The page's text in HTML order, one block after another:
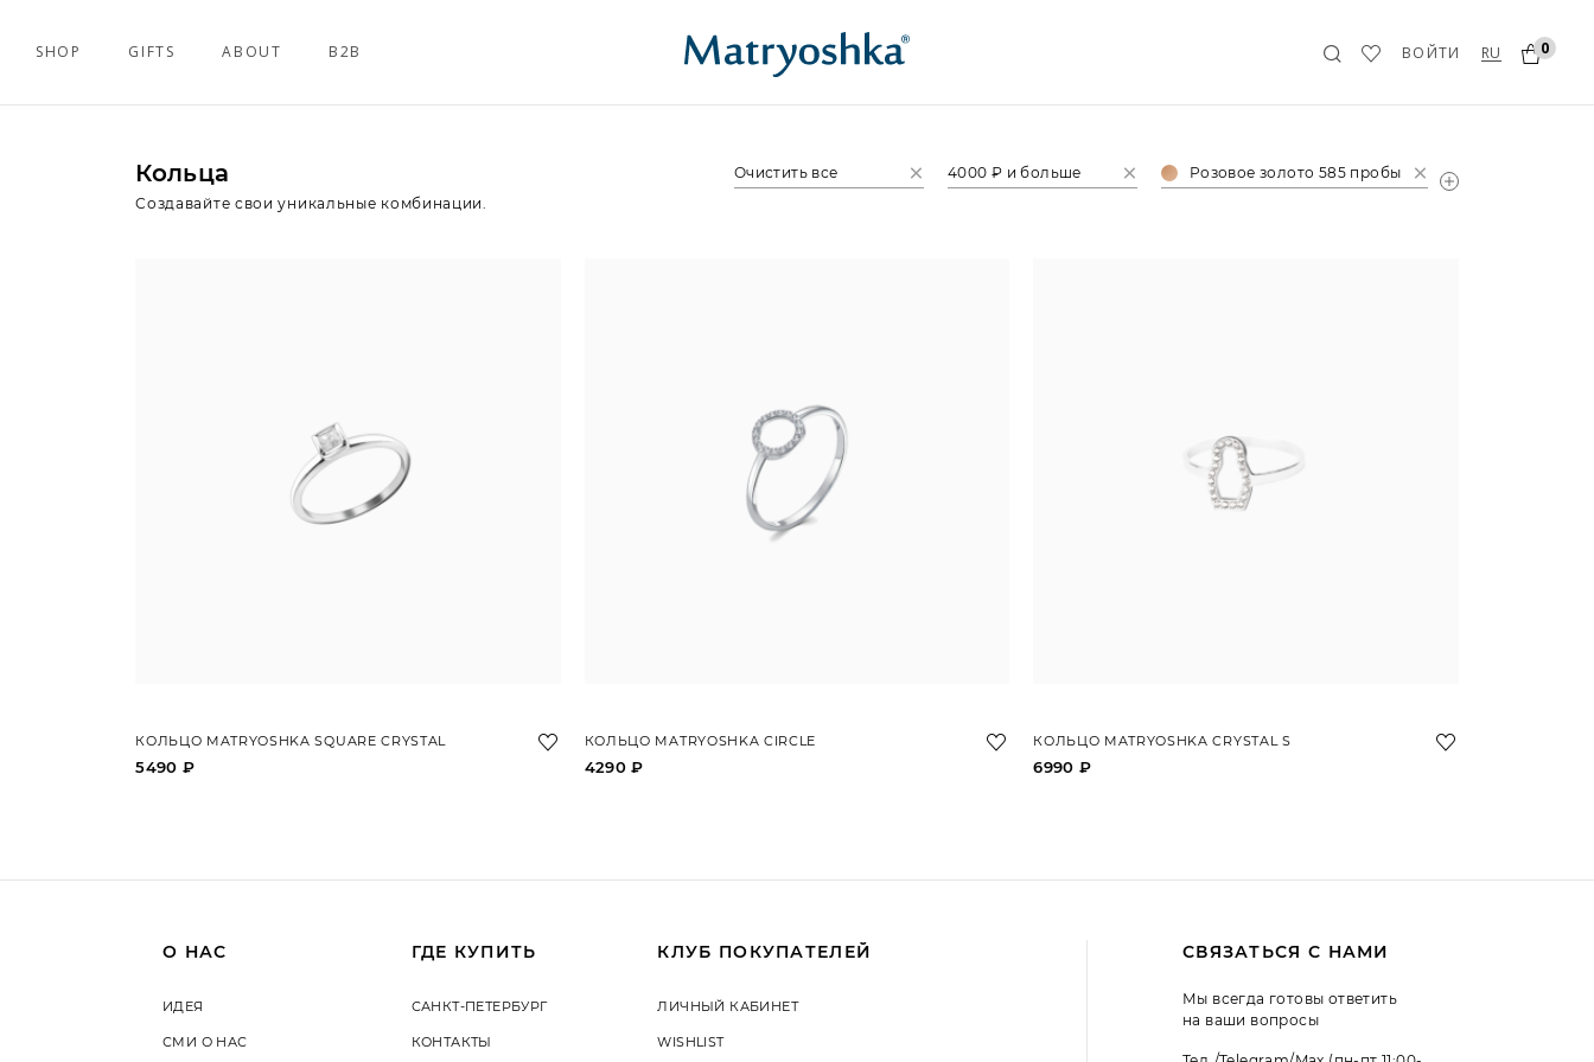
SHOP GIFTS ABOUT B2B ВОЙТИ RU 0
Кольца
Создавайте свои уникальные комбинации.
Очистить все 4000 ₽ и больше Розовое золото 585 пробы
КОЛЬЦО MATRYOSHKA SQUARE CRYSTAL
5490 ₽
КОЛЬЦО MATRYOSHKA CIRCLE
4290 ₽
КОЛЬЦО MATRYOSHKA CRYSTAL S
6990 ₽
О НАС
ИДЕЯ
СМИ О НАС
ГДЕ КУПИТЬ
САНКТ-ПЕТЕРБУРГ
КОНТАКТЫ
КЛУБ ПОКУПАТЕЛЕЙ
ЛИЧНЫЙ КАБИНЕТ
WISHLIST
СВЯЗАТЬСЯ С НАМИ
Мы всегда готовы ответить
на ваши вопросы